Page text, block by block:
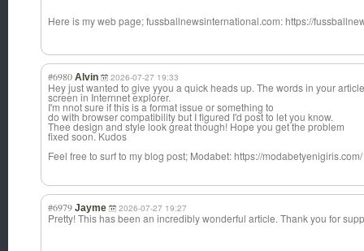
Here is my web page; fussballnewsinternational.com: https://
#6980 Alvin 2026-07-27 19:33
Hey just wanted to give yyou a quick heads up. The words in your
screen in Internnet explorer.
I'm nnot sure if this is a format issue or something to
do with browser compatibility but I figured I'd post to let you know.
Thee design and style look great though! Hope you get the problem
fixed soon. Kudos
Feel free to surf to my blog post; Modabet: https://modabetyenigiris.com/
#6979 Jayme 2026-07-27 19:27
Pretty! This has been an incredibly wonderful article. Thank you for